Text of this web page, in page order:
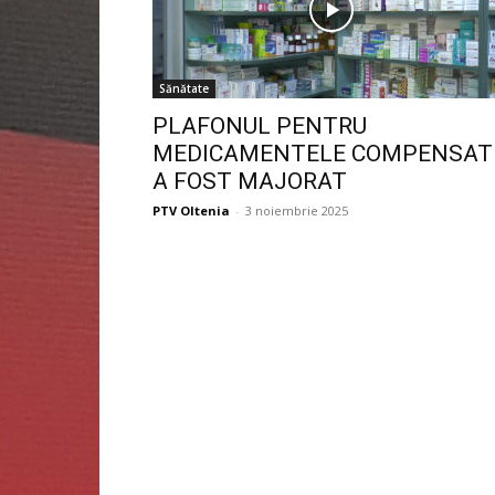
Sănătate
PLAFONUL PENTRU
MEDICAMENTELE
A FOST MAJORAT
PTV Oltenia - 3 noiembrie 2025